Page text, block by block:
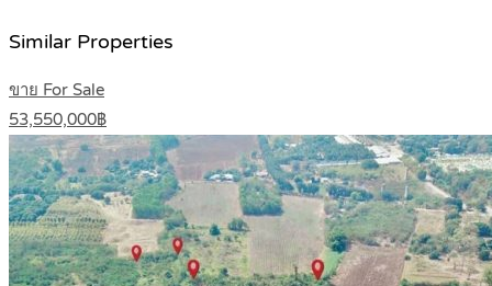
Similar Properties
ขาย For Sale
53,550,000฿